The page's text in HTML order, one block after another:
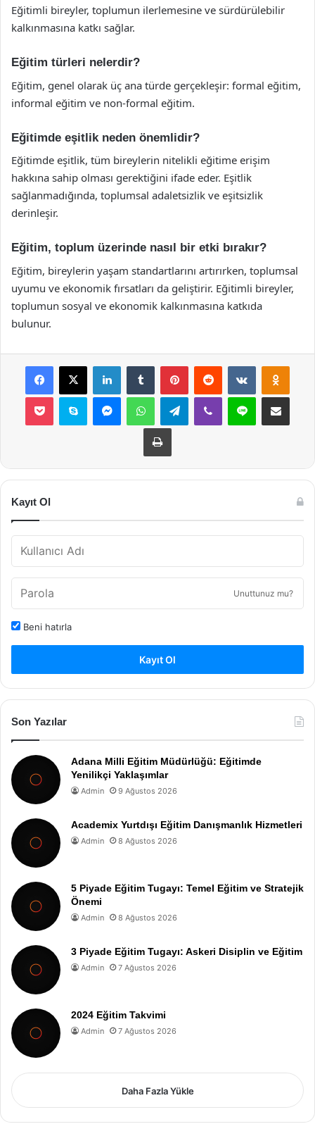
Eğitimli bireyler, toplumun ilerlemesine ve sürdürülebilir
kalkınmasına katkı sağlar.
Eğitim türleri nelerdir?
Eğitim, genel olarak üç ana türde gerçekleşir: formal eğitim,
informal eğitim ve non-formal eğitim.
Eğitimde eşitlik neden önemlidir?
Eğitimde eşitlik, tüm bireylerin nitelikli eğitime erişim
hakkına sahip olması gerektiğini ifade eder. Eşitlik
sağlanmadığında, toplumsal adaletsizlik ve eşitsizlik
derinleşir.
Eğitim, toplum üzerinde nasıl bir etki bırakır?
Eğitim, bireylerin yaşam standartlarını artırırken, toplumsal
uyumu ve ekonomik fırsatları da geliştirir. Eğitimli bireyler,
toplumun sosyal ve ekonomik kalkınmasına katkıda
bulunur.
Facebook
X LinkedInTumblr PinterestReddit VKontakte
Pocket Skype MessengerWhatsAppTelegramViber Line E-Posta ile
Yazdır
Kayıt Ol
Unuttunuz mu?
Beni hatırla
Kayıt Ol
Son Yazılar
Adana Milli Eğitim Müdürlüğü: Eğitimde
Yenilikçi Yaklaşımlar
Admin 9 Ağustos 2026
Academix Yurtdışı Eğitim Danışmanlık Hizmetleri
Admin 8 Ağustos 2026
5 Piyade Eğitim Tugayı: Temel Eğitim ve Stratejik
Önemi
Admin 8 Ağustos 2026
3 Piyade Eğitim Tugayı: Askeri Disiplin ve Eğitim
Admin 7 Ağustos 2026
2024 Eğitim Takvimi
Admin 7 Ağustos 2026
Daha Fazla Yükle